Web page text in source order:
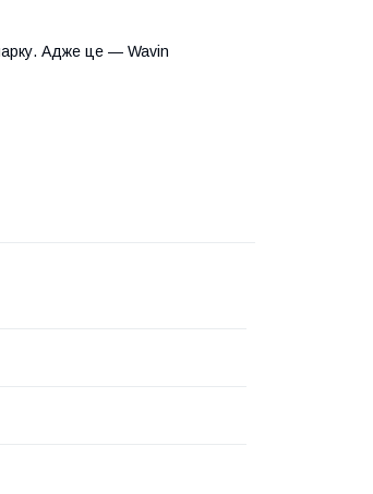
Адже це — Wavin